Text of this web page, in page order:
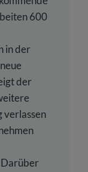
600
in der
der
verlassen